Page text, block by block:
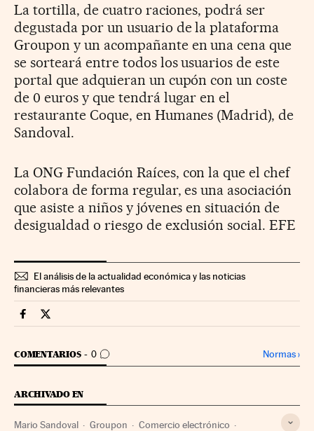
La tortilla, de cuatro raciones, podrá ser
degustada por un usuario de la plataforma
Groupon y un acompañante en una cena que
se sorteará entre todos los usuarios de este
portal que adquieran un cupón con un coste
de 0 euros y que tendrá lugar en el
restaurante Coque, en Humanes (Madrid), de
Sandoval.
La ONG Fundación Raíces, con la que el chef
colabora de forma regular, es una asociación
que asiste a niños y jóvenes en situación de
desigualdad o riesgo de exclusión social. EFE
El análisis de la actualidad económica y las noticias
financieras más relevantes
Companias Cinco Días en Facebook
Companias Cinco Días en Twitter
COMENTARIOS 0
IR A LOS COMENTARIOS Normas›
ARCHIVADO EN
Mario Sandoval Groupon Comercio electrónico